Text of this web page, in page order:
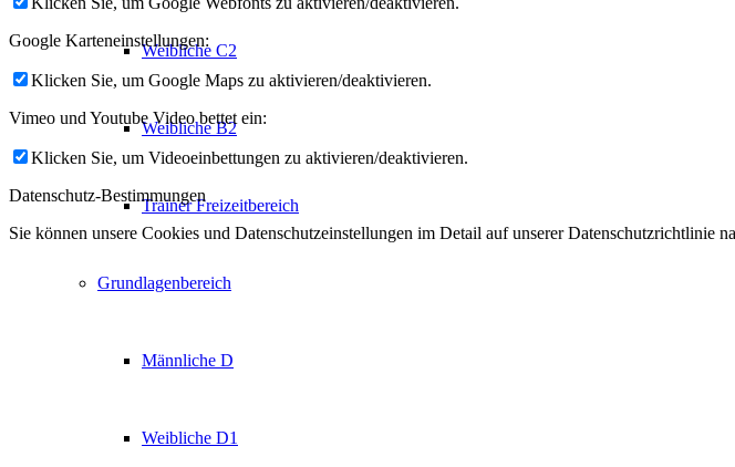
Weibliche C2
Weibliche B2
Trainer Freizeitbereich
Grundlagenbereich
Männliche D
Weibliche D1
Google Karteneinstellungen:
Klicken Sie, um Google Maps zu aktivieren/deaktivieren.
Vimeo und Youtube Video bettet ein:
Klicken Sie, um Videoeinbettungen zu aktivieren/deaktivieren.
Datenschutz-Bestimmungen
Sie können unsere Cookies und Datenschutzeinstellungen im Detail auf unserer Datenschutzrichtlinie